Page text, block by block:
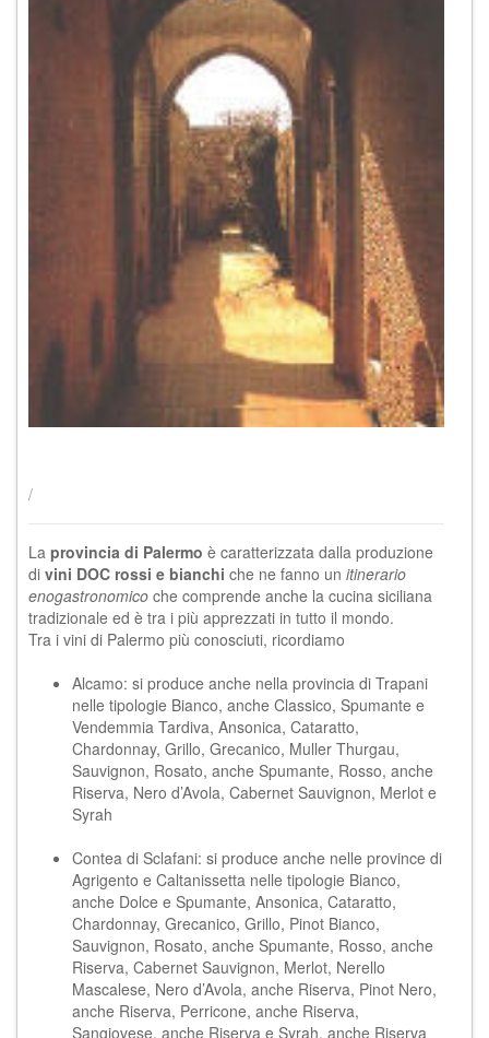
/
La provincia di Palermo è caratterizzata dalla produzione
di vini DOC rossi e bianchi che ne fanno un itinerario
enogastronomico che comprende anche la cucina siciliana
tradizionale ed è tra i più apprezzati in tutto il mondo.
Tra i vini di Palermo più conosciuti, ricordiamo
Alcamo: si produce anche nella provincia di Trapani
nelle tipologie Bianco, anche Classico, Spumante e
Vendemmia Tardiva, Ansonica, Cataratto,
Chardonnay, Grillo, Grecanico, Muller Thurgau,
Sauvignon, Rosato, anche Spumante, Rosso, anche
Riserva, Nero d’Avola, Cabernet Sauvignon, Merlot e
Syrah
Contea di Sclafani: si produce anche nelle province di
Agrigento e Caltanissetta nelle tipologie Bianco,
anche Dolce e Spumante, Ansonica, Cataratto,
Chardonnay, Grecanico, Grillo, Pinot Bianco,
Sauvignon, Rosato, anche Spumante, Rosso, anche
Riserva, Cabernet Sauvignon, Merlot, Nerello
Mascalese, Nero d’Avola, anche Riserva, Pinot Nero,
anche Riserva, Perricone, anche Riserva,
Sangiovese, anche Riserva e Syrah, anche Riserva